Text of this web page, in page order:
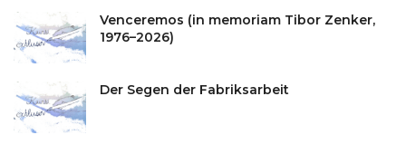
Venceremos (in memoriam Tibor Zenker,
1976–2026)
Der Segen der Fabriksarbeit